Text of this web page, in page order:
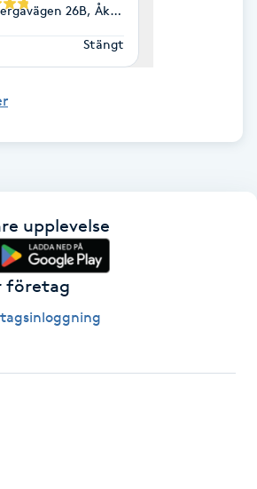
26B, Åkersberga
Stängt
upplevelse
företag